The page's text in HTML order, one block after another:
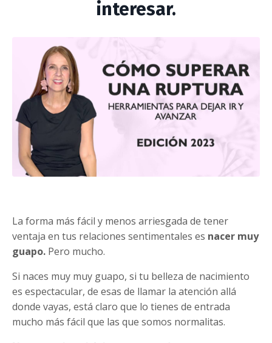
interesar.
La forma más fácil y menos arriesgada de tener
ventaja en tus relaciones sentimentales es nacer muy
guapo. Pero mucho.
Si naces muy muy guapo, si tu belleza de nacimiento
es espectacular, de esas de llamar la atención allá
donde vayas, está claro que lo tienes de entrada
mucho más fácil que las que somos normalitas.